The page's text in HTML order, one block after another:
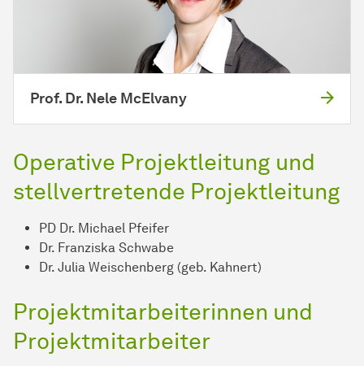
Prof. Dr. Nele McElvany
Operative Projektleitung und
stellvertretende Projektleitung
PD Dr. Michael Pfeifer
Dr. Franziska Schwabe
Dr. Julia Weischenberg (geb. Kahnert)
Projektmitarbeiterinnen und
Projektmitarbeiter